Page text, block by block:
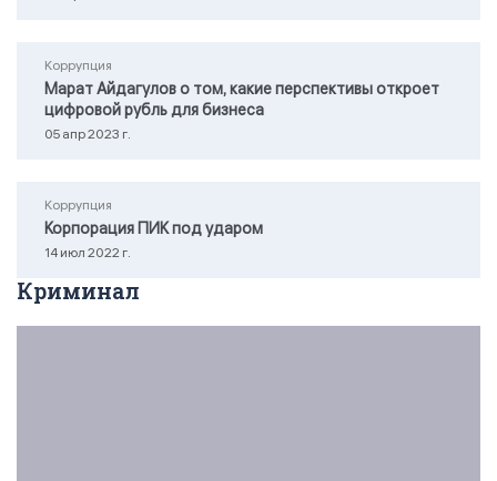
Коррупция
Марат Айдагулов о том, какие перспективы откроет
цифровой рубль для бизнеса
05 апр 2023 г.
Коррупция
Корпорация ПИК под ударом
14 июл 2022 г.
Криминал